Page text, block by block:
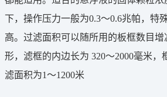
下，操作压力一般为0.3～0.6兆帕，特
高。过滤面积可以随所用的板框数目
形，滤框的内边长为 320～2000毫米，
滤面积为1～1200米